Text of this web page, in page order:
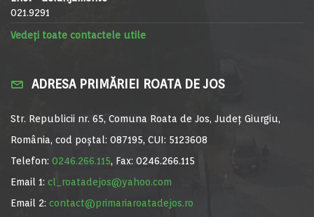
021.9291
Vedeți toate contactele utile
ADRESA PRIMĂRIEI ROATA DE JOS
Str. Republicii nr. 65, Comuna Roata de Jos, Județ Giurgiu,
România, cod poștal: 087195, CUI: 5123608
Telefon: 0246.266.115, Fax: 0246.266.115
Email 1: cl_roatadejos@yahoo.com
Email 2: contact@primariaroatadejos.ro